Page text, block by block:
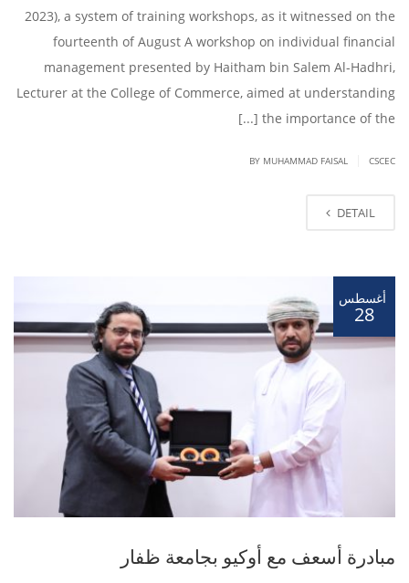
2023), a system of training workshops, as it witnessed on the
fourteenth of August A workshop on individual financial
management presented by Haitham bin Salem Al-Hadhri,
Lecturer at the College of Commerce, aimed at understanding
the importance of the [...]
BY MUHAMMAD FAISAL CSCEC
DETAIL
أغسطس
28
مبادرة أسعف مع أوكيو بجامعة ظفار